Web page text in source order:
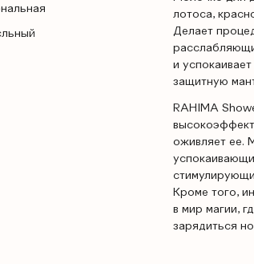
лотоса,
Делает
и
защитную
RAHIMA
оживляет ее.
Кроме того,
в мир магии,
зарядиться